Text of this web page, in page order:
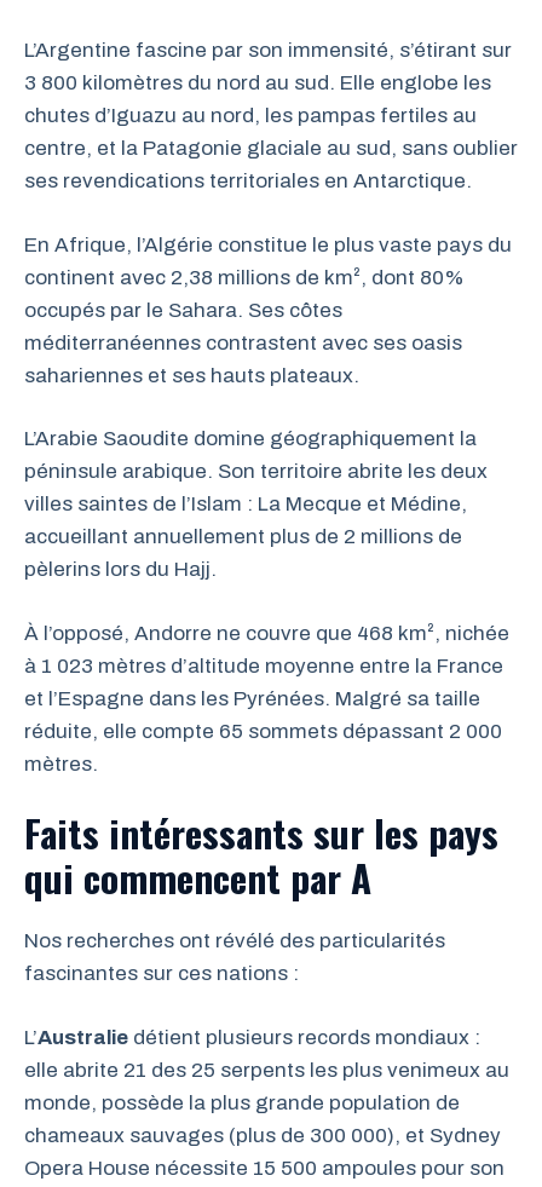
L’Argentine fascine par son immensité, s’étirant sur
3 800 kilomètres du nord au sud. Elle englobe les
chutes d’Iguazu au nord, les pampas fertiles au
centre, et la Patagonie glaciale au sud, sans oublier
ses revendications territoriales en Antarctique.
En Afrique, l’Algérie constitue le plus vaste pays du
continent avec 2,38 millions de km², dont 80%
occupés par le Sahara. Ses côtes
méditerranéennes contrastent avec ses oasis
sahariennes et ses hauts plateaux.
L’Arabie Saoudite domine géographiquement la
péninsule arabique. Son territoire abrite les deux
villes saintes de l’Islam : La Mecque et Médine,
accueillant annuellement plus de 2 millions de
pèlerins lors du Hajj.
À l’opposé, Andorre ne couvre que 468 km², nichée
à 1 023 mètres d’altitude moyenne entre la France
et l’Espagne dans les Pyrénées. Malgré sa taille
réduite, elle compte 65 sommets dépassant 2 000
mètres.
Faits intéressants sur les pays
qui commencent par A
Nos recherches ont révélé des particularités
fascinantes sur ces nations :
L’Australie détient plusieurs records mondiaux :
elle abrite 21 des 25 serpents les plus venimeux au
monde, possède la plus grande population de
chameaux sauvages (plus de 300 000), et Sydney
Opera House nécessite 15 500 ampoules pour son